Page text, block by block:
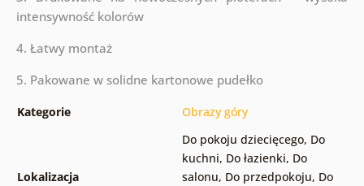
intensywność kolorów
4. Łatwy montaż
5. Pakowane w solidne kartonowe pudełko
Kategorie Obrazy góry
Lokalizacja
Do pokoju dziecięcego, Do
kuchni, Do łazienki, Do
salonu, Do przedpokoju, Do